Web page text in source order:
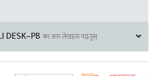
DESK–PB का अरु लेखहरु पढ्नुस्